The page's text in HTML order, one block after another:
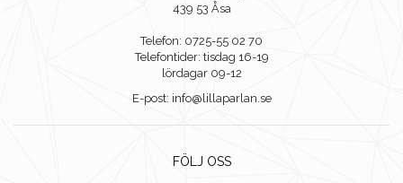
439 53 Åsa
Telefon: 0725-55 02 70
Telefontider: tisdag 16-19
lördagar 09-12
E-post: info@lillaparlan.se
FÖLJ OSS